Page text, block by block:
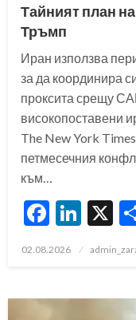
Тайният план
Тръмп
Иран използва
за да координира
проксита срещу
високопоставени
The New York
петмесечния
към…
X
Posted
02.08.2026